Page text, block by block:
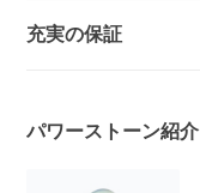
充実の保証
パワーストーン紹介